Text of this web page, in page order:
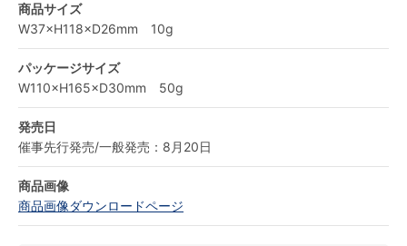
商品サイズ
W37×H118×D26mm 10g
パッケージサイズ
W110×H165×D30mm 50g
発売日
催事先行発売/一般発売：8月20日
商品画像
商品画像ダウンロードページ